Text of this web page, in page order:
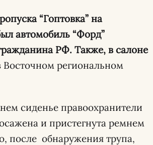
“Гоптовка” на
автомобиль “Форд”
РФ. Также, в салоне
региональном
сиденье правоохранители
и пристегнута ремнем
после обнаружения трупа,